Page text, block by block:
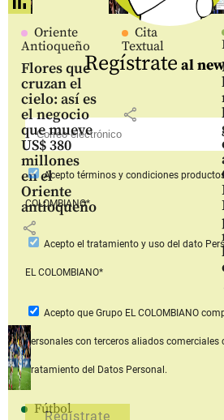
Oriente
Antioqueño
Flores que
cruzan el
cielo: así es
el negocio
que mueve
US$ 380
millones
en el
Oriente
antioqueño
share
Cita
Textual
share
Fútbol
Regístrate al
Aceptotérminos y condiciones
COLOMBIANO*
Acepto el tratamiento y uso del dato
EL COLOMBIANO*
Acepto que Grupo EL COLOMBIANO
personales con terceros aliados comerciales
Tratamiento del Datos Personal.